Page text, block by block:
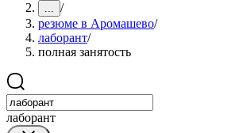
... /
резюме в Аромашево/
лаборант/
полная занятость
лаборант